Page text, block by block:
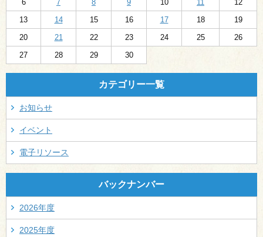
6
7 8 9 10 11
12
13
14 15 16 17 18
19
20
21 22 23 24 25
26
27
28 29 30
カテゴリー一覧
お知らせ
イベント
電子リソース
バックナンバー
2026年度
2025年度